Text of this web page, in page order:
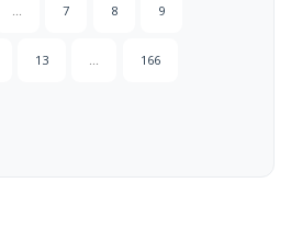
7 8 9
13 ... 166